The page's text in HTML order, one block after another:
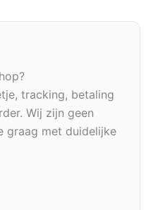
tracking, betaling
Wij zijn geen
graag met duidelijke